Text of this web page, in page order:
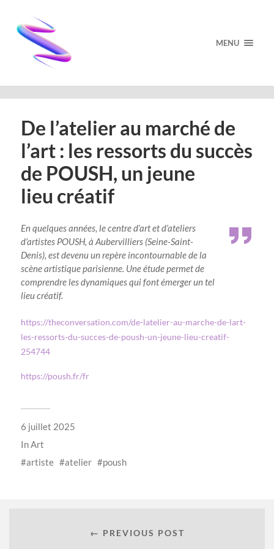
MENU
De l’atelier au marché de
l’art : les ressorts du succès
de POUSH, un jeune
lieu créatif
En quelques années, le centre d’art et d’ateliers
d’artistes POUSH, à Aubervilliers (Seine-Saint-
Denis), est devenu un repère incontournable de la
scène artistique parisienne. Une étude permet de
comprendre les dynamiques qui font émerger un tel
lieu créatif.
https://theconversation.com/de-latelier-au-marche-de-lart-
les-ressorts-du-succes-de-poush-un-jeune-lieu-creatif-
254744
https://poush.fr/fr
6 juillet 2025
InArt
artiste
atelier poush
← PREVIOUS POST